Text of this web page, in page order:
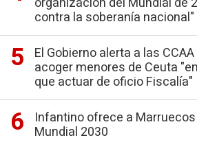
contra la soberanía nacional"
El Gobierno alerta a las
acoger menores de Ceuta
que actuar de oficio Fiscalía"
Infantino ofrece a
Mundial 2030